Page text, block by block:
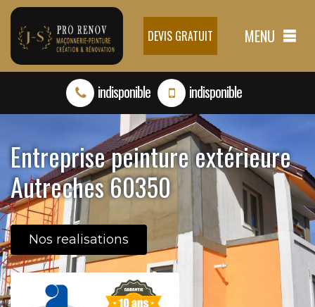
DEVIS GRATUIT MENU
indisponible indisponible
Entreprise peinture extérieure
Autreches 60350
Nos realisations